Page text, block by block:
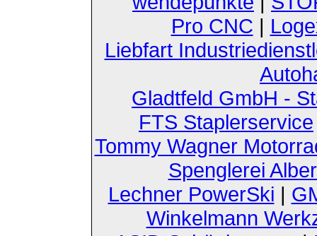
Pro CNC |
Liebfart
Gladtfeld GmbH -
FTS Staplerservice
Tommy Wagner
Spenglerei
Lechner PowerSki |
Winkelmann